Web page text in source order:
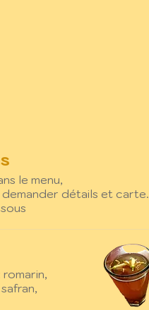
le menu,
demander détails et carte.